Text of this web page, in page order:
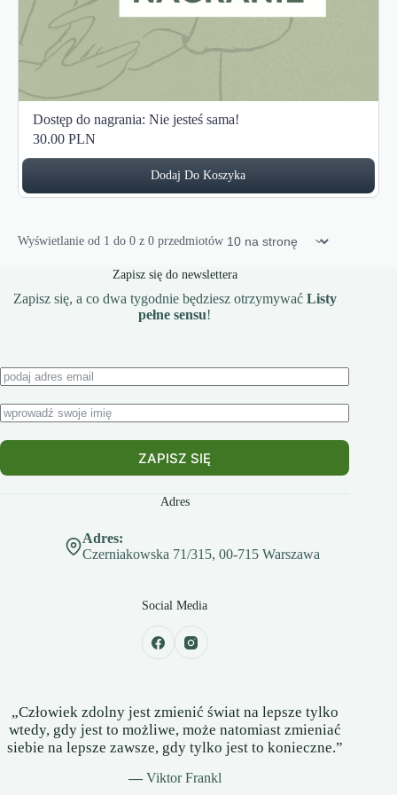
Dostęp do nagrania: Nie jesteś sama!
30.00 PLN
Dodaj Do Koszyka
Wyświetlanie od 1 do 0 z 0 przedmiotówElementy na stronę
Zapisz się do newslettera
Zapisz się, a co dwa tygodnie będziesz otrzymywać Listy
pełne sensu!
ZAPISZ SIĘ
Adres
Adres:
Czerniakowska 71/315, 00-715 Warszawa
Social Media
„Człowiek zdolny jest zmienić świat na lepsze tylko
wtedy, gdy jest to możliwe, może natomiast zmieniać
siebie na lepsze zawsze, gdy tylko jest to konieczne.”
— Viktor Frankl